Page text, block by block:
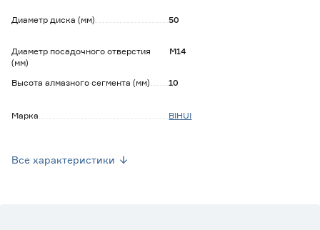
Диаметр диска (мм) 50
Диаметр посадочного отверстия
(мм)
М14
Высота алмазного сегмента (мм) 10
Марка BIHUI
Все характеристики